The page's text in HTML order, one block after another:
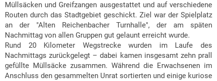
Müllsäcken und Greifzangen ausgestattet und auf verschiedene
Routen durch das Stadtgebiet geschickt. Ziel war der Spielplatz
an der "Alten Reichenbacher Turnhalle", der am späten
Nachmittag von allen Gruppen gut gelaunt erreicht wurde.
Rund 20 Kilometer Wegstrecke wurden im Laufe des
Nachmittags zurückgelegt – dabei kamen insgesamt zehn prall
gefüllte Müllsäcke zusammen. Während die Erwachsenen im
Anschluss den gesammelten Unrat sortierten und einige kuriose